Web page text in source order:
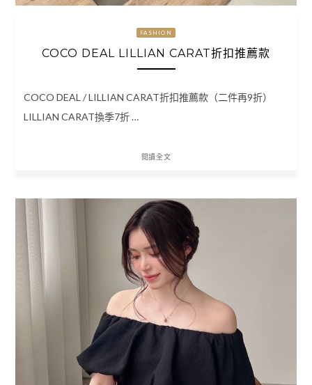
FASHION
COCO DEAL LILLIAN CARAT折扣推薦款
COCO DEAL / LILLIAN CARAT折扣推薦款（二件再9折）
LILLIAN CARAT換季7折 …
閱讀全文